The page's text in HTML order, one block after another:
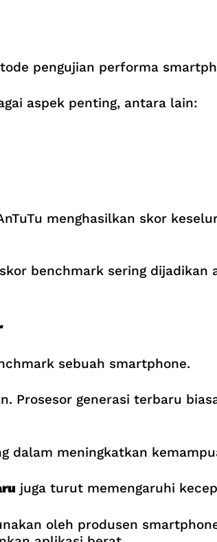
pengujian performa
aspek penting, antara lain:
menghasilkan skor
benchmark sering dijadikan
sebuah smartphone.
Prosesor generasi terbaru
dalam meningkatkan
juga turut memengaruhi
oleh produsen